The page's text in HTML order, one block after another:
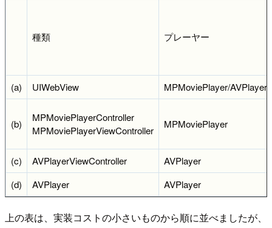
種類 プレーヤー
(a) UIWebView MPMoviePlayer/AVPlayer
(b)
MPMoviePlayerController
MPMoviePlayerViewController
MPMoviePlayer
(c) AVPlayerViewController
AVPlayer
(d)
AVPlayer AVPlayer
上の表は、実装コストの小さいものから順に並べましたが、